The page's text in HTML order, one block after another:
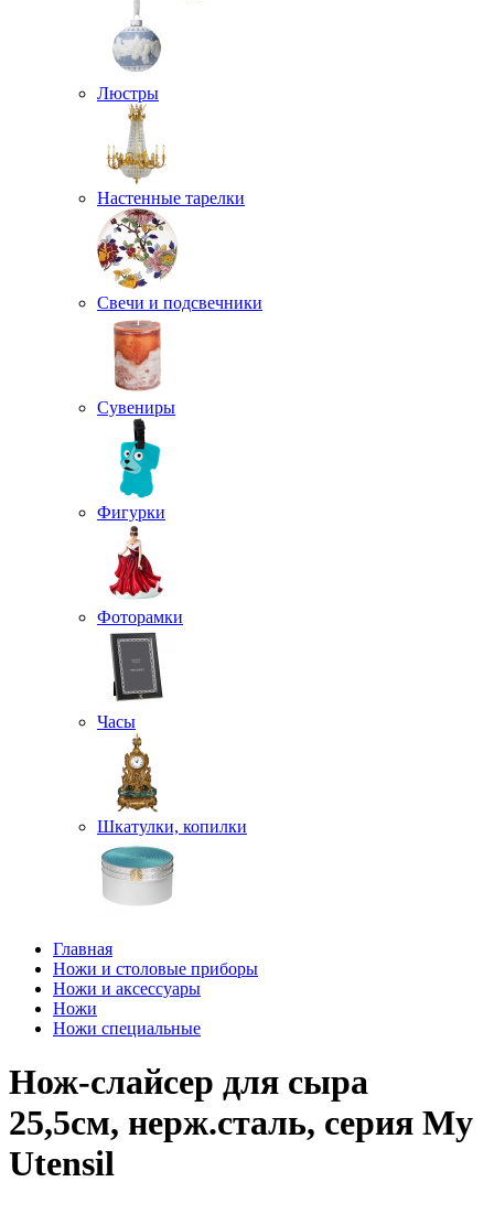
Люстры
Настенные тарелки
Свечи и подсвечники
Сувениры
Фигурки
Фоторамки
Часы
Шкатулки, копилки
Главная
Ножи и столовые приборы
Ножи и аксессуары
Ножи
Ножи специальные
Нож-слайсер для сыра
25,5см, нерж.сталь, серия My
Utensil